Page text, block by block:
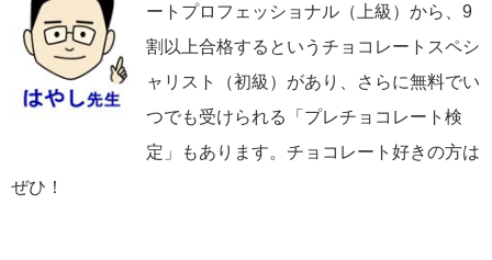
ートプロフェッショナル（上級）から、9
割以上合格するというチョコレートスペシ
ャリスト（初級）があり、さらに無料でい
つでも受けられる「プレチョコレート検
定」もあります。チョコレート好きの方は
ぜひ！